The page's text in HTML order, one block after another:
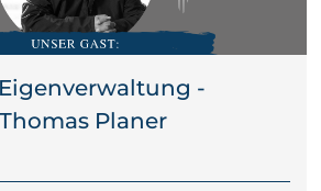
-
Planer